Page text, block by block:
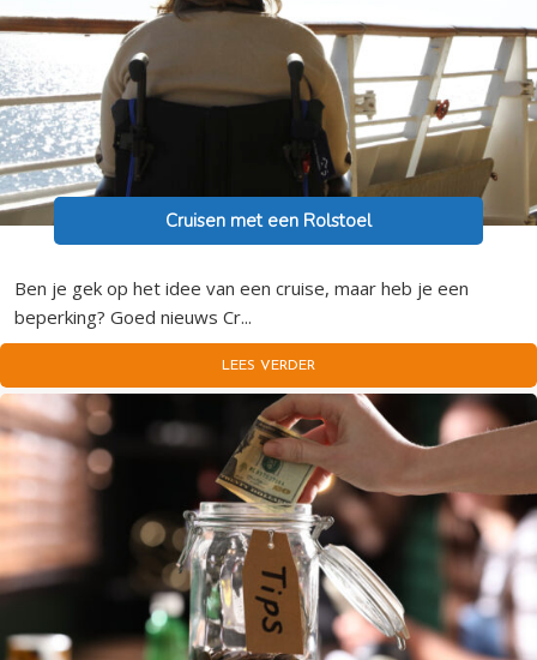
Cruisen met een Rolstoel
Ben je gek op het idee van een cruise, maar heb je een
beperking? Goed nieuws Cr...
LEES VERDER